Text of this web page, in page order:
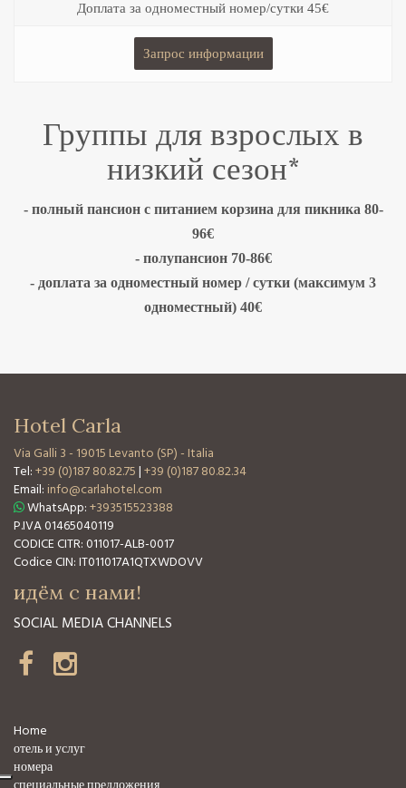
Доплата за одноместный номер/сутки 45€
Запрос информации
Группы для взрослых в
низкий сезон*
- полный пансион с питанием корзина для пикника 80-
96€
- полупансион 70-86€
- доплата за одноместный номер / сутки (максимум 3
одноместный) 40€
Hotel Carla
Via Galli 3- 19015 Levanto (SP) - Italia
Tel:+39 (0)187 80.82.75|+39 (0)187 80.82.34
Email: info@carlahotel.com
WhatsApp:+393515523388
P.IVA 01465040119
CODICE CITR: 011017-ALB-0017
Codice CIN: IT011017A1QTXWDOVV
идём с нами!
SOCIAL MEDIA CHANNELS
Home
отель и услуг
номера